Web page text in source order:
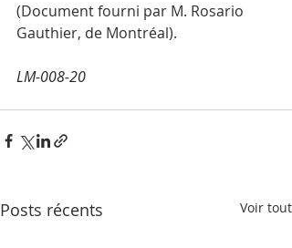
(Document fourni par M. Rosario
Gauthier, de Montréal).
LM-008-20
Posts récents Voir tout